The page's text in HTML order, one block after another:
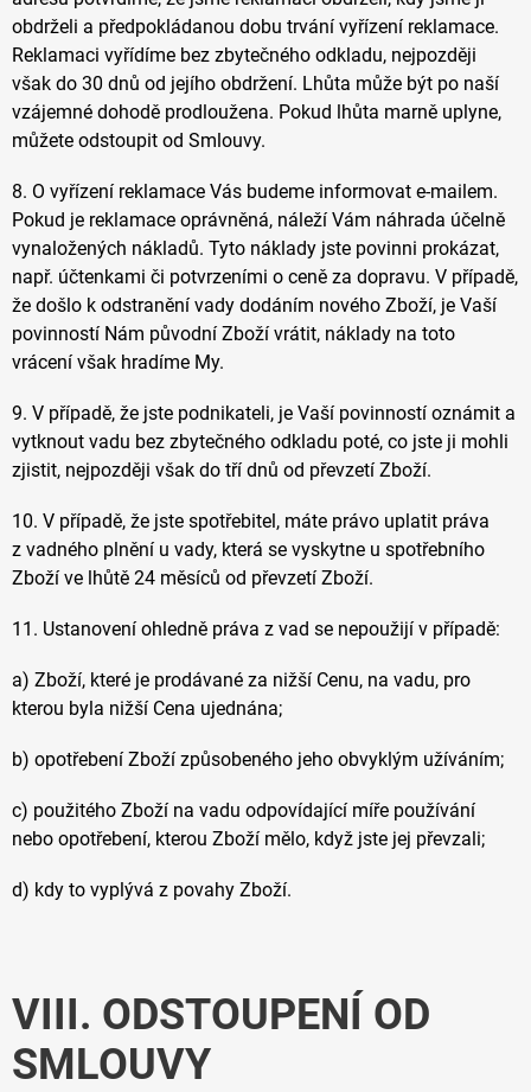
obdrželi a předpokládanou dobu trvání vyřízení reklamace.
Reklamaci vyřídíme bez zbytečného odkladu, nejpozději
však do 30 dnů od jejího obdržení. Lhůta může být po naší
vzájemné dohodě prodloužena. Pokud lhůta marně uplyne,
můžete odstoupit od Smlouvy.
8. O vyřízení reklamace Vás budeme informovat e-mailem.
Pokud je reklamace oprávněná, náleží Vám náhrada účelně
vynaložených nákladů. Tyto náklady jste povinni prokázat,
např. účtenkami či potvrzeními o ceně za dopravu. V případě,
že došlo k odstranění vady dodáním nového Zboží, je Vaší
povinností Nám původní Zboží vrátit, náklady na toto
vrácení však hradíme My.
9. V případě, že jste podnikateli, je Vaší povinností oznámit a
vytknout vadu bez zbytečného odkladu poté, co jste ji mohli
zjistit, nejpozději však do tří dnů od převzetí Zboží.
10. V případě, že jste spotřebitel, máte právo uplatit práva
z vadného plnění u vady, která se vyskytne u spotřebního
Zboží ve lhůtě 24 měsíců od převzetí Zboží.
11. Ustanovení ohledně práva z vad se nepoužijí v případě:
a) Zboží, které je prodávané za nižší Cenu, na vadu, pro
kterou byla nižší Cena ujednána;
b) opotřebení Zboží způsobeného jeho obvyklým užíváním;
c) použitého Zboží na vadu odpovídající míře používání
nebo opotřebení, kterou Zboží mělo, když jste jej převzali;
d) kdy to vyplývá z povahy Zboží.
VIII. ODSTOUPENÍ OD
SMLOUVY